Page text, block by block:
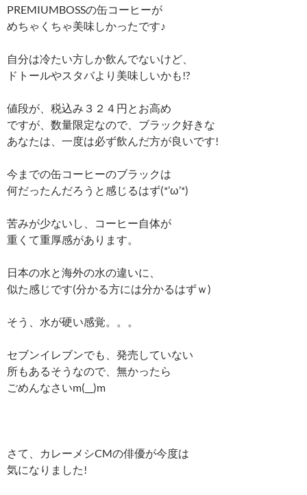
PREMIUMBOSSの缶コーヒーが
めちゃくちゃ美味しかったです♪
自分は冷たい方しか飲んでないけど、
ドトールやスタバより美味しいかも!?
値段が、税込み３２４円とお高め
ですが、数量限定なので、ブラック好きな
あなたは、一度は必ず飲んだ方が良いです!
今までの缶コーヒーのブラックは
何だったんだろうと感じるはず(*’ω’*)
苦みが少ないし、コーヒー自体が
重くて重厚感があります。
日本の水と海外の水の違いに、
似た感じです(分かる方には分かるはずｗ)
そう、水が硬い感覚。。。
セブンイレブンでも、発売していない
所もあるそうなので、無かったら
ごめんなさいm(__)m
さて、カレーメシCMの俳優が今度は
気になりました!